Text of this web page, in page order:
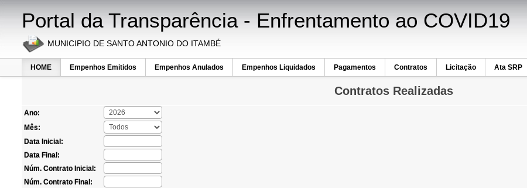
Portal da Transparência - Enfrentamento ao COVID19
MUNICIPIO DE SANTO ANTONIO DO ITAMBÉ
HOME Empenhos Emitidos Empenhos Anulados Empenhos Liquidados Pagamentos Contratos Licitação Ata SRP
Contratos Realizadas
Ano:
Mês:
Data Inicial:
Data Final:
Núm. Contrato Inicial:
Núm. Contrato Final: